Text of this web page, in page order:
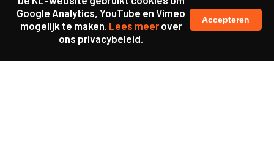
Google Analytics, YouTube en Vimeo
mogelijk te maken. Lees meerover
ons privacybeleid.
Accepteren